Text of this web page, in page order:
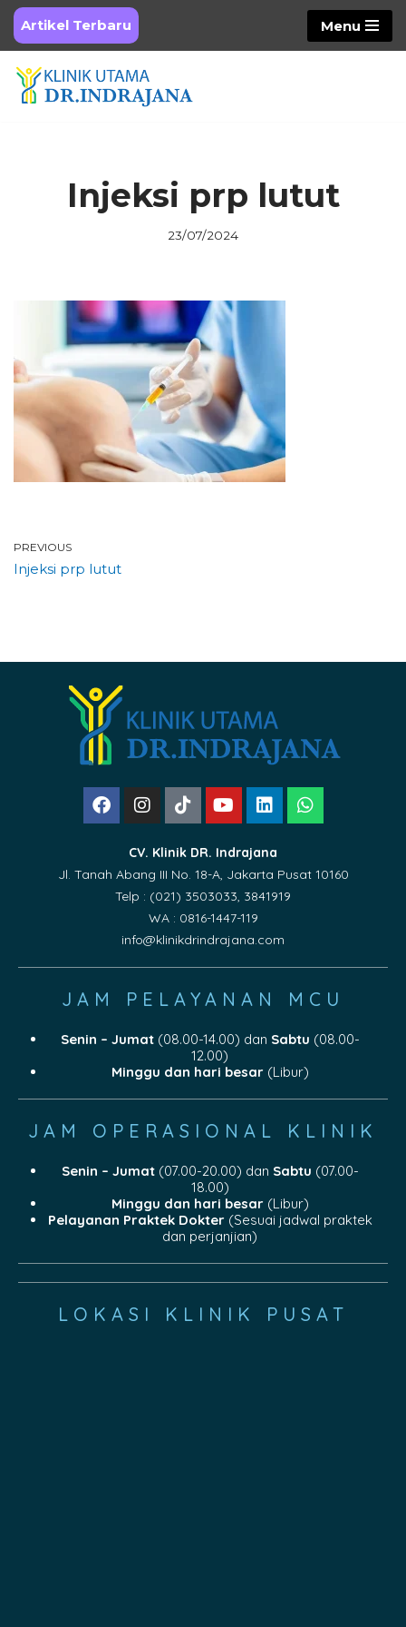
Skip
to
content
Artikel Terbaru Menu
Injeksi prp lutut
23/07/2024
PREVIOUS
Injeksi prp lutut
CV. Klinik DR. Indrajana
Jl. Tanah Abang III No. 18-A, Jakarta Pusat 10160
Telp : (021) 3503033, 3841919
WA : 0816-1447-119
info@klinikdrindrajana.com
JAM PELAYANAN MCU
Senin – Jumat(08.00-14.00) dan Sabtu (08.00-
12.00)
Minggu dan hari besar(Libur)
JAM OPERASIONAL KLINIK
Senin – Jumat(07.00-20.00) dan Sabtu (07.00-
18.00)
Minggu dan hari besar(Libur)
Pelayanan Praktek Dokter(Sesuai jadwal praktek
dan perjanjian)
LOKASI KLINIK PUSAT